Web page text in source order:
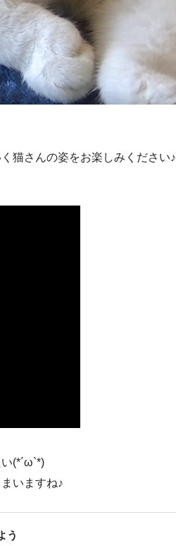
猫さんの姿をお楽しみください♪
(*´ω`*)
いますね♪
う